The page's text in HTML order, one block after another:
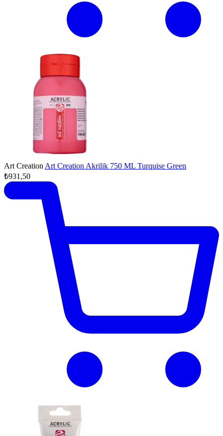
Art Creation Art Creation Akrilik 750 ML Turquise Green
₺931,50